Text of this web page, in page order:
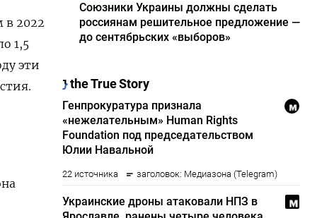
в 2022
1,5
эти
Союзники Украины должны сделать
россиянам решительное предложение —
до сентябрьских «выборов»